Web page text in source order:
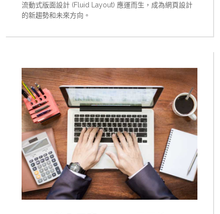
流動式版面設計 (Fluid Layout) 應運而生，成為網頁設計
的新趨勢和未來方向。